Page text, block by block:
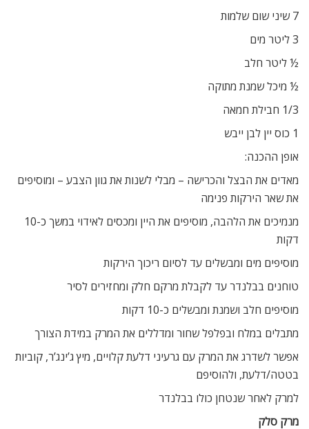
7 שיני שום שלמות
3 ליטר מים
½ ליטר חלב
½ מיכל שמנת מתוקה
1/3 חבילת חמאה
1 כוס יין לבן ייבש
אופן ההכנה:
מאדים את הבצל והכרישה – מבלי לשנות את גוון הצבע – ומוסיפים
את שאר הירקות פנימה
מנמיכים את הלהבה, מוסיפים את היין ומכסים לאידוי במשך כ-10
דקות
מוסיפים מים ומבשלים עד לסיום ריכוך הירקות
טוחנים בבלנדר עד לקבלת מרקם חלק ומחזירים לסיר
מוסיפים חלב ושמנת ומבשלים כ-10 דקות
מתבלים במלח ובפלפל שחור ומדללים את המרק במידת הצורך
אפשר לשדרג את המרק עם גרעיני דלעת קלויים, מיץ ג’ינג’ר, קוביות
בטטה/דלעת, ולהוסיפם
למרק לאחר שנטחן כולו בבלנדר
מרק סלק